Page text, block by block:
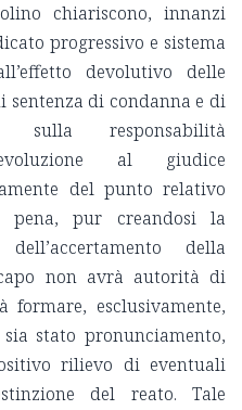
chiariscono, innanzi
progressivo e sistema
devolutivo delle
sentenza di condanna e di
sulla responsabilità
al giudice
del punto relativo
pena, pur creandosi la
della
non avrà autorità di
esclusivamente,
stato pronunciamento,
rilievo di eventuali
del reato. Tale